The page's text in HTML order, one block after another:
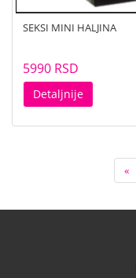
SEKSI MINI HALJINA
5990 RSD
Detaljnije
«